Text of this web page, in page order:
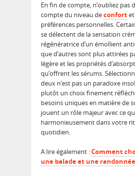
En fin de compte, n’oubliez pas
compte du niveau deconfort
préférences personnelles.
se délectent de la sensation
régénératrice d’un émollient
que d’autres sont plus attirées
légère et les propriétés
qu’offrent les sérums.
deux n’est pas un paradoxe
plutôt un choix finement
besoins uniques en matière de
jouent un rôle majeur avec ce
harmonieusement dans votre
quotidien.
A lire également :Comment
une balade et une